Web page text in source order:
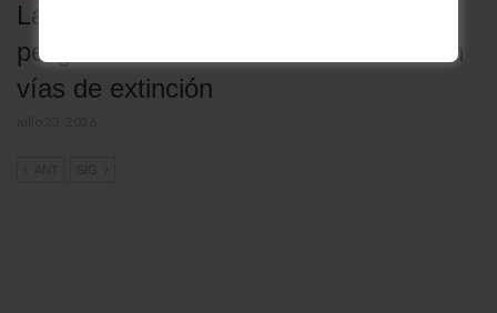
Las lenguas nativas en Bolivia en
peligro: 30 de las 36 oficiales están en
vías de extinción